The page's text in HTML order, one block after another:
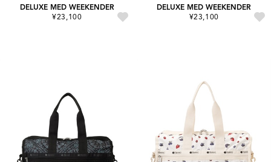
DELUXE MED WEEKENDER
¥23,100
DELUXE MED WEEKENDER
¥23,100